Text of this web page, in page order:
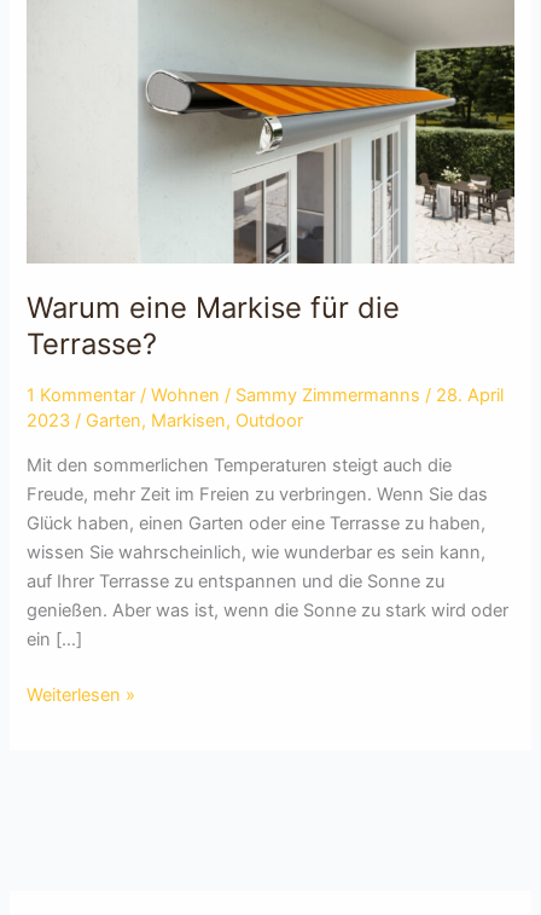
Warum eine Markise für die
Terrasse?
1 Kommentar /Wohnen / Sammy Zimmermanns / 28. April
2023 / Garten, Markisen, Outdoor
Mit den sommerlichen Temperaturen steigt auch die
Freude, mehr Zeit im Freien zu verbringen. Wenn Sie das
Glück haben, einen Garten oder eine Terrasse zu haben,
wissen Sie wahrscheinlich, wie wunderbar es sein kann,
auf Ihrer Terrasse zu entspannen und die Sonne zu
genießen. Aber was ist, wenn die Sonne zu stark wird oder
ein […]
Warum
Weiterlesen »